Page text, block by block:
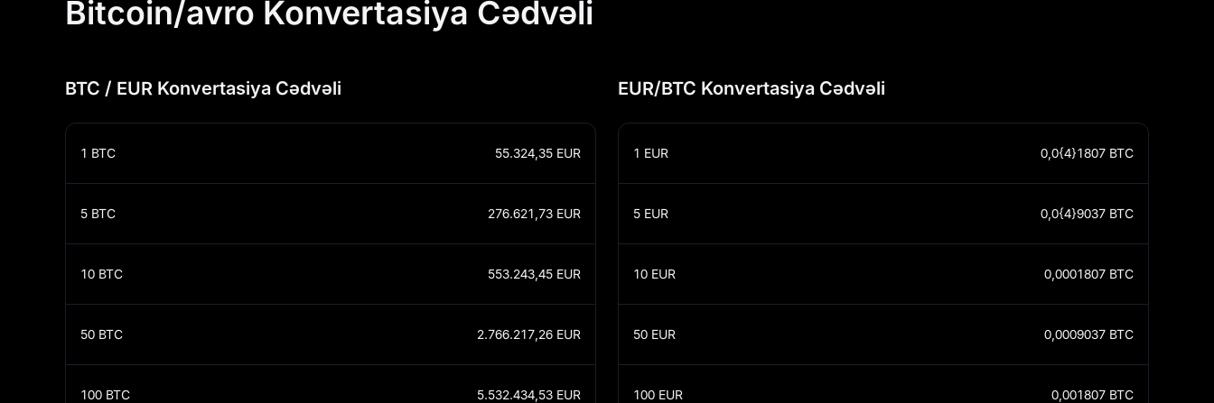
Bitcoin/avro Konvertasiya Cədvəli
BTC / EUR Konvertasiya Cədvəli EUR/BTC Konvertasiya Cədvəli
1 BTC 55.324,35 EUR
5 BTC 276.621,73 EUR
10 BTC 553.243,45 EUR
50 BTC 2.766.217,26 EUR
100 BTC 5.532.434,53 EUR
1 EUR 0,0{4}1807 BTC
5 EUR 0,0{4}9037 BTC
10 EUR 0,0001807 BTC
50 EUR 0,0009037 BTC
100 EUR 0,001807 BTC